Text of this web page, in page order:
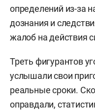
определений из-за
дознания и
жалоб на действия
Треть фигурантов
услышали свои
реальные сроки.
оправдали,